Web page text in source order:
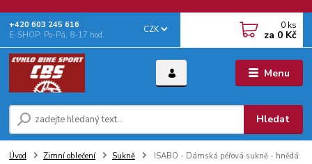
Menu
CZK
Hledat
+‭420 603 245 616‬
E-SHOP: Po-Pá, 8-17 hod.
0 ks
za 0 Kč
Úvod Zimní oblečení Sukně ISABO - Dámská péřová sukně - hnědá